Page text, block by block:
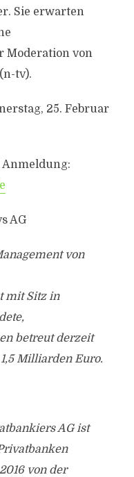
Sie erwarten
Moderation von
tv).
25. Februar
AG
von
mit Sitz in
betreut derzeit
Milliarden Euro.
AG ist
von der